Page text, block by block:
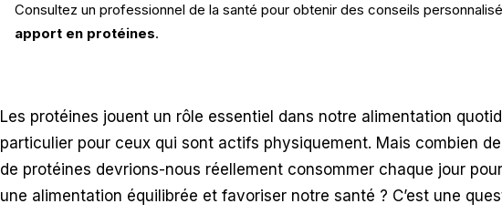
Consultez un professionnel de la santé pour obtenir des conseils
apport en protéines.
Les protéines jouent un rôle essentiel dans notre alimentation
particulier pour ceux qui sont actifs physiquement. Mais combien
de protéines devrions-nous réellement consommer chaque jour
une alimentation équilibrée et favoriser notre santé ? C’est une